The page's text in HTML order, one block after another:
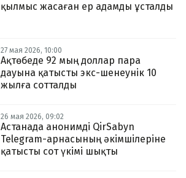
қылмыс жасаған ер адамды ұсталды
27 мая 2026, 10:00
Ақтөбеде 92 мың доллар пара
дауына қатысты экс-шенеунік 10
жылға сотталды
26 мая 2026, 09:02
Астанада анонимді QirSabyn
Telegram-арнасының әкімшілеріне
қатысты сот үкімі шықты